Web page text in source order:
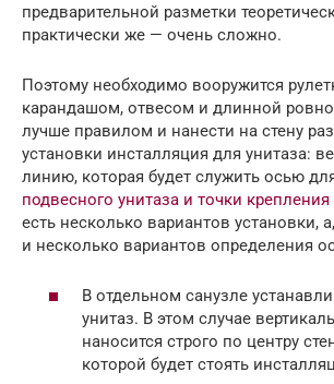
предварительной разметки
практически же — очень сложно.
Поэтому необходимо вооружится
карандашом, отвесом и длинной
лучше правилом и нанести на стену
установки инсталляция для унитаза:
линию, которая будет служить осью
подвесного унитаза и точки крепления
есть несколько вариантов установки,
и несколько вариантов определения
В отдельном санузле
унитаз. В этом случае
наносится строго по центру
которой будет стоять